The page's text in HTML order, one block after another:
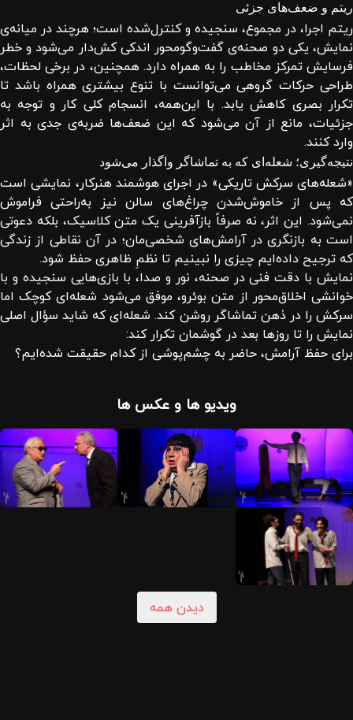
ریتم و ضعف‌های جزئی
ریتم اجرا، در مجموع، سنجیده و کنترل‌شده است؛ هرچند در میانه‌ی
نمایش، یکی دو صحنه‌ی گفت‌وگومحور اندکی کش‌دار می‌شود و خطر
فرسایش تمرکز مخاطب را به همراه دارد. همچنین، در برخی لحظات،
طراحی حرکات گروهی می‌توانست با تنوع بیشتری همراه باشد تا
تکرار بصری کاهش یابد. با این‌همه، انسجام کلی کار و توجه به
جزئیات، مانع از آن می‌شود که این ضعف‌ها ضربه‌ی جدی به اثر
وارد کنند.
نتیجه‌گیری؛ شعله‌ای که به تماشاگر واگذار می‌شود
«شعله‌های سرکش تاریکی» در اجرای هوشمند هنرکار، نمایشی است
که پس از خاموش‌شدن چراغ‌های سالن نیز به‌راحتی فراموش
نمی‌شود. این اثر، نه صرفاً بازآفرینی یک متن کلاسیک، بلکه دعوتی
است به بازنگری در آرامش‌های شخصی‌مان؛ در آن نقاطی از زندگی
که ترجیح داده‌ایم چیزی را نبینیم تا نظمِ ظاهری حفظ شود.
نمایش با دقت فنی در صحنه، نور و صدا، با بازی‌هایی سنجیده و با
خوانشی اخلاق‌محور از متن بوئرو، موفق می‌شود شعله‌ای کوچک اما
سرکش را در ذهن تماشاگر روشن کند. شعله‌ای که شاید سؤال اصلی
نمایش را تا روزها بعد در گوشمان تکرار کند:
برای حفظ آرامش، حاضر به چشم‌پوشی از کدام حقیقت شده‌ایم؟
ویدیو ها و عکس ها
دیدن همه